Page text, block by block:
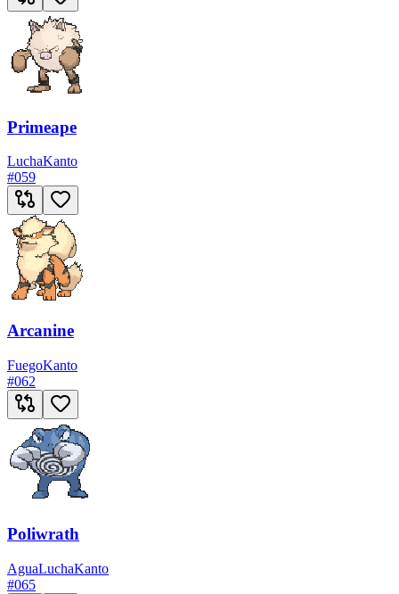
Primeape
LuchaKanto
#059
Arcanine
FuegoKanto
#062
Poliwrath
AguaLuchaKanto
#065